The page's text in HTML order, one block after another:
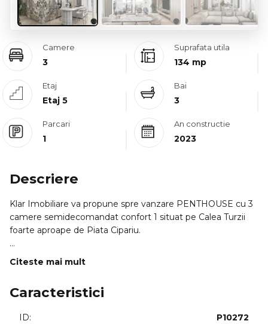
Camere
3
Suprafata utila
134 mp
Etaj
Etaj 5
Bai
3
Parcari
1
An constructie
2023
Descriere
Klar Imobiliare va propune spre vanzare PENTHOUSE cu 3
camere semidecomandat confort 1 situat pe Calea Turzii
foarte aproape de Piata Cipariu.
Acesta este disponibil intr-un imobil construit in anul 2023
Are o suprafata utila de 134mp si este compartimentat
Citeste mai mult
Caracteristici
ID: P10272